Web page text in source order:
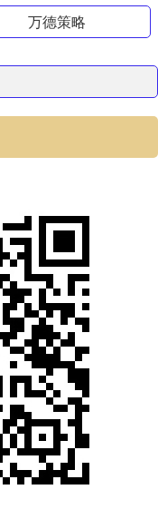
万德策略